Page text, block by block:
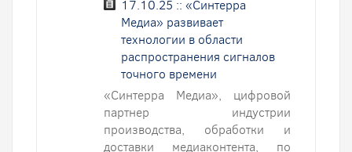
17.10.25 :: «Синтерра
Медиа» развивает
технологии в области
распространения сигналов
точного времени
«Синтерра Медиа», цифровой
партнер индустрии
производства, обработки и
доставки медиаконтента, по